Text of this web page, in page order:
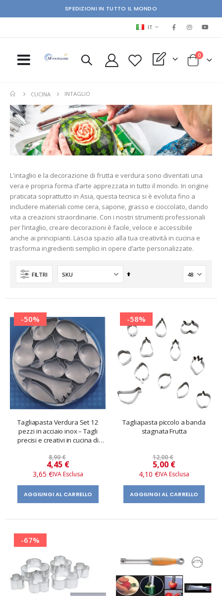
SPEDIZIONI IN TUTTO IL MONDO
LINGUA
IT
My Quote Cart
0elementi
CUCINA INTAGLIO
L'intaglio e la decorazione di frutta e verdura sono diventati una
vera e propria forma d’arte apprezzata in tutto il mondo. In origine
praticata soprattutto in Asia, questa tecnica si è evoluta fino a
includere materiali come cera, sapone, grasso e cioccolato, dando
vita a creazioni straordinarie. Con i nostri strumenti professionali
per l’intaglio, creare decorazioni è facile, veloce e accessibile
anche ai principianti. Lascia spazio alla tua creatività in cucina e
trasforma ingredienti semplici in opere d’arte personalizzate.
FILTRI
Imposta
-50%
Tagliapasta Verdura Set 12
pezzi in acciaio inox – Tagli
precisi e creativi in cucina di
8,90 €
Prezzo
speciale
4,45 €
3,65 €
AGGIUNGI AL CARRELLO
-58%
Tagliapasta piccolo a banda
stagnata Frutta
12,00 €
Prezzo
speciale
5,00 €
4,10 €
AGGIUNGI AL CARRELLO
-67%